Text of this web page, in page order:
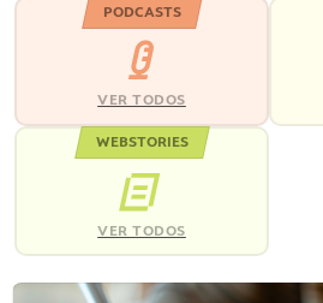
PODCASTS
VER TODOS
WEBSTORIES
VER TODOS